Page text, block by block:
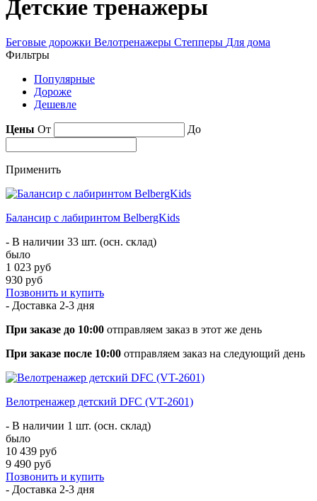
Детские тренажеры
Беговые дорожки Велотренажеры Степперы Для дома
Фильтры
Популярные
Дороже
Дешевле
Цены От До
Применить
Балансир с лабиринтом BelbergKids
- В наличии 33 шт. (осн. склад)
было
1 023 руб
930 руб
Позвонить и купить
- Доставка 2-3 дня
При заказе до 10:00 отправляем заказ в этот же день
При заказе после 10:00 отправляем заказ на следующий день
Велотренажер детский DFC (VT-2601)
- В наличии 1 шт. (осн. склад)
было
10 439 руб
9 490 руб
Позвонить и купить
- Доставка 2-3 дня